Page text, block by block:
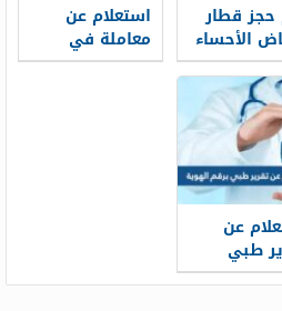
حجز قطار
الأحساء
محطة
الموحد
استعلام عن
معاملة في
الامارة الرياض
عن
طبي
الهوية